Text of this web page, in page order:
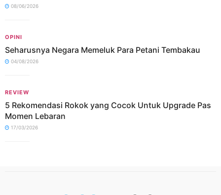
08/06/2026
OPINI
Seharusnya Negara Memeluk Para Petani Tembakau
04/08/2026
REVIEW
5 Rekomendasi Rokok yang Cocok Untuk Upgrade Pas
Momen Lebaran
17/03/2026